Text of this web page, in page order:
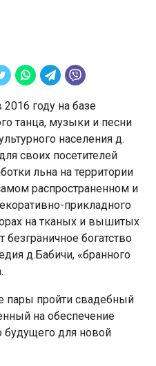
2016 году на базе
танца, музыки и песни
населения д.
своих посетителей
льна на территории
распространенном и
прикладного
на тканых и вышитых
богатство
д.Бабичи, «бранного
пары пройти свадебный
на обеспечение
будущего для новой